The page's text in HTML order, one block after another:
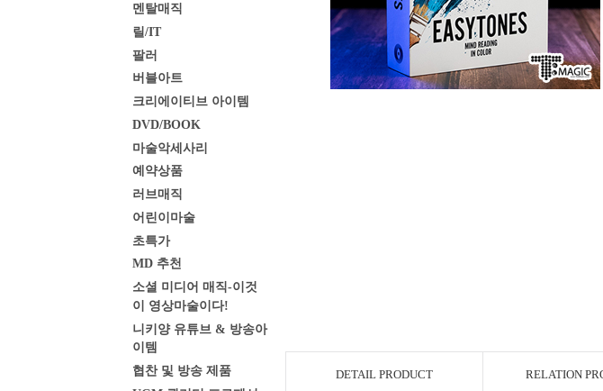
멘탈매직
릴/IT
팔러
버블아트
크리에이티브 아이템
DVD/BOOK
마술악세사리
예약상품
러브매직
어린이마술
초특가
MD 추천
소셜 미디어 매직-이것
이 영상마술이다!
니키양 유튜브 & 방송아
이템
협찬 및 방송 제품
DETAIL PRODUCT RELATION